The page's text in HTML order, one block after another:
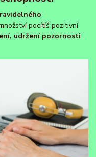
pocítíš pozitivní
udržení pozornosti